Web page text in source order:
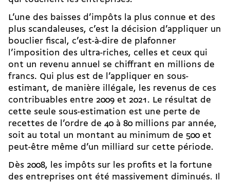
L’une des baisses d’impôts la plus connue et des
plus scandaleuses, c’est la décision d’appliquer un
bouclier fiscal , c’est-à-dire de plafonner
l’imposition des ultra-­riches, celles et ceux qui
ont un revenu annuel se chiffrant en millions de
francs. Qui plus est de l’appliquer en sous-
estimant, de manière illégale, les revenus de ces
contribuables entre 2009 et 2021. Le résultat de
cette seule sous-­estimation est une perte de
recettes de l’ordre de 40 à 80 millions par année,
soit au total un montant au minimum de 500 et
peut-être même d’un milliard sur cette période.
Dès 2008, les impôts sur les profits et la fortune
des entreprises ont été massivement diminués. Il